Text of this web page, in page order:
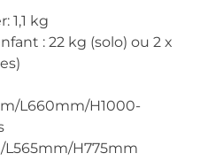
1,1 kg
: 22 kg (solo) ou 2 x
L660mm/H1000-
H775mm